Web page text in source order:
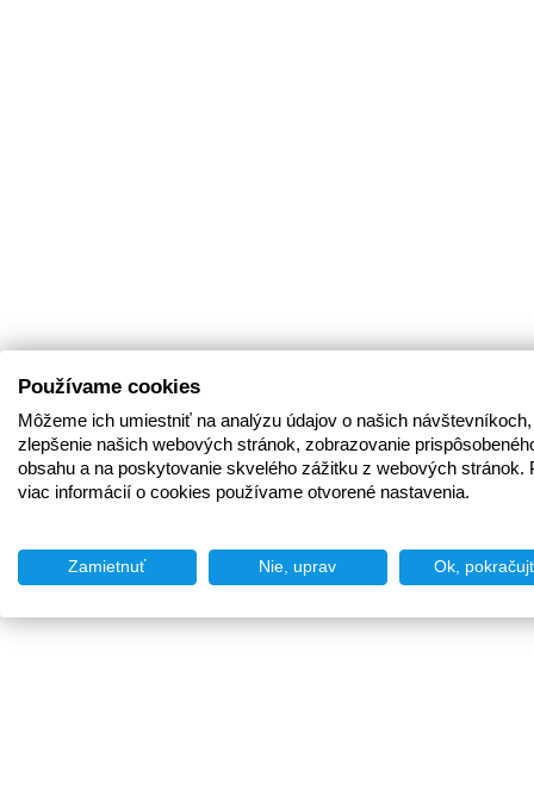
Používame cookies
Môžeme ich umiestniť na analýzu údajov o našich
zlepšenie našich webových stránok, zobrazovanie
obsahu a na poskytovanie skvelého zážitku z webových stránok.
viac informácií o cookies používame otvorené nastavenia.
Zamietnuť Nie, uprav Ok,